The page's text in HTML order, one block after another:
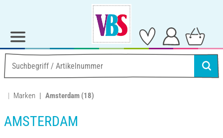
Marken Amsterdam (18)
AMSTERDAM